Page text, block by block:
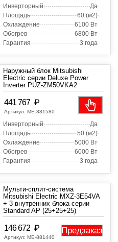
Инверторный
Да
Площадь
60 (м2)
Охлаждение
6100 Вт
Обогрев
6800 Вт
Гарантия
3 года
Наружный блок Mitsubishi
Electric серии Deluxe Power
Inverter PUZ-ZM50VKA2
441 767 ₽
Артикул: МЕ-881580
Инверторный
Да
Площадь
50 (м2)
Охлаждение
5000 Вт
Обогрев
6000 Вт
Гарантия
3 года
Мульти-сплит-система
Mitsubishi Electric MXZ-3E54VA
+ 3 внутренних блока серии
Standard AP (25+25+25)
146 672 ₽
Артикул: МЕ-881440
Предзаказ